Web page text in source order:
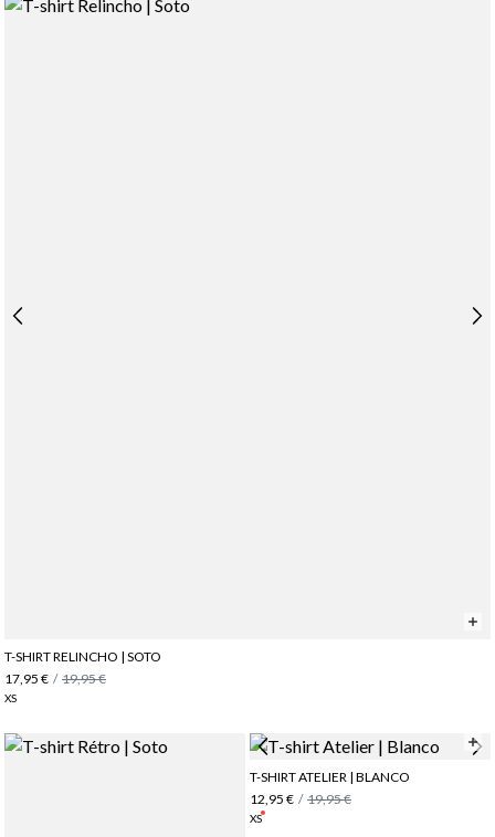
T-SHIRT RELINCHO | SOTO
17,95 € / 19,95 €
XS
T-SHIRT ATELIER | BLANCO
12,95 € / 19,95 €
XS